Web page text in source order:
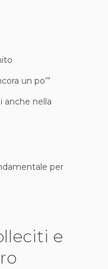
un po’”
anche nella
per
e